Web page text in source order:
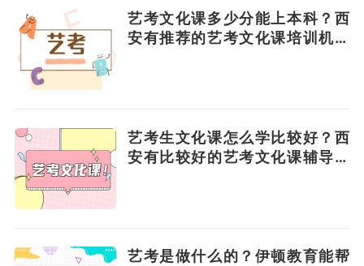
艺考文化课多少分能上本科？西
安有推荐的艺考文化课培训机构
艺考生文化课怎么学比较好？西
安有比较好的艺考文化课辅导班
艺考是做什么的？伊顿教育能帮